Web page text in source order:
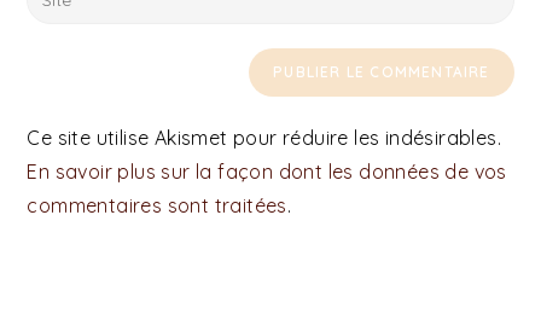
Ce site utilise Akismet pour réduire les indésirables.
En savoir plus sur la façon dont les données de vos
commentaires sont traitées.